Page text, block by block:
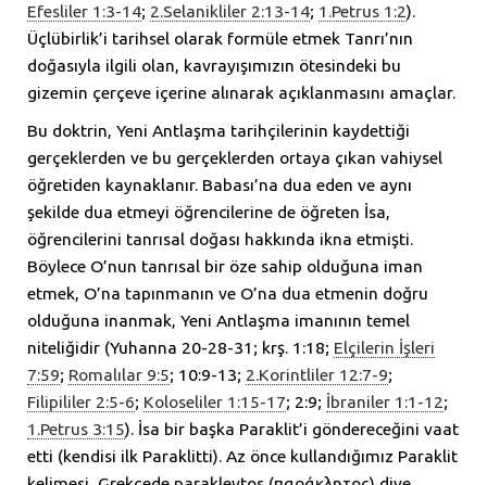
Efesliler 1:3-14; 2.Selanikliler 2:13-14; 1.Petrus 1:2).
Üçlübirlik’i tarihsel olarak formüle etmek Tanrı’nın
doğasıyla ilgili olan, kavrayışımızın ötesindeki bu
gizemin çerçeve içerine alınarak açıklanmasını amaçlar.
Bu doktrin, Yeni Antlaşma tarihçilerinin kaydettiği
gerçeklerden ve bu gerçeklerden ortaya çıkan vahiysel
öğretiden kaynaklanır. Babası’na dua eden ve aynı
şekilde dua etmeyi öğrencilerine de öğreten İsa,
öğrencilerini tanrısal doğası hakkında ikna etmişti.
Böylece O’nun tanrısal bir öze sahip olduğuna iman
etmek, O’na tapınmanın ve O’na dua etmenin doğru
olduğuna inanmak, Yeni Antlaşma imanının temel
niteliğidir (Yuhanna 20-28-31; krş. 1:18; Elçilerin İşleri
7:59; Romalılar 9:5; 10:9-13; 2.Korintliler 12:7-9;
Filipililer 2:5-6; Koloseliler 1:15-17; 2:9; İbraniler 1:1-12;
1.Petrus 3:15). İsa bir başka Paraklit’i göndereceğini vaat
etti (kendisi ilk Paraklitti). Az önce kullandığımız Paraklit